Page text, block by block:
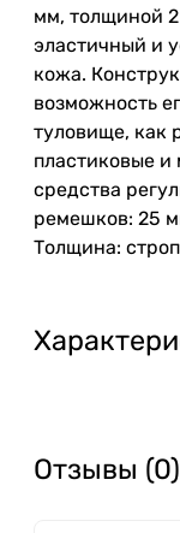
мм, толщиной
эластичный и
кожа.
возможность
туловище, как
пластиковые и
средства
ремешков: 25
Толщина:
Отзывы (0)